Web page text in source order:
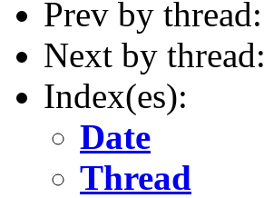
Prev by thread:
Next by thread:
Index(es):
Date
Thread